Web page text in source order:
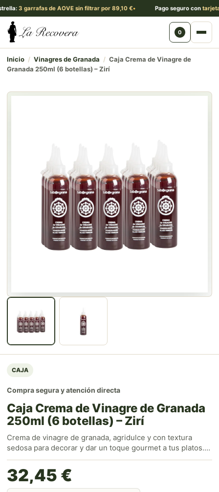
3 garrafas de AOVE sin filtrar por 89,10 € Pago seguro contarjeta,
0
Inicio / Vinagres de Granada / Caja Crema de Vinagre de
Granada 250ml (6 botellas) – Zirí
CAJA
Compra segura y atención directa
Caja Crema de Vinagre de Granada
250ml (6 botellas) – Zirí
Crema de vinagre de granada, agridulce y con textura
sedosa para decorar y dar un toque gourmet a tus platos.
Caja de 6 botellas. Marca Zirí. Envío gratis a partir de 60€.
32,45 €